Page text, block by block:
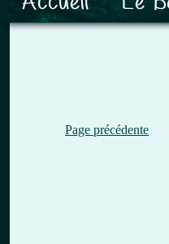
Page précédente